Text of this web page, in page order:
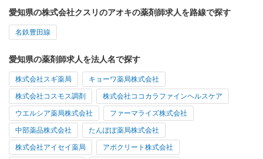
愛知県の株式会社クスリのアオキの薬剤師求人を路線で探す
名鉄豊田線
愛知県の薬剤師求人を法人名で探す
株式会社スギ薬局 キョーワ薬局株式会社
株式会社コスモス調剤 株式会社ココカラファインヘルスケア
ウエルシア薬局株式会社 ファーマライズ株式会社
中部薬品株式会社 たんぽぽ薬局株式会社
株式会社アイセイ薬局 アポクリート株式会社